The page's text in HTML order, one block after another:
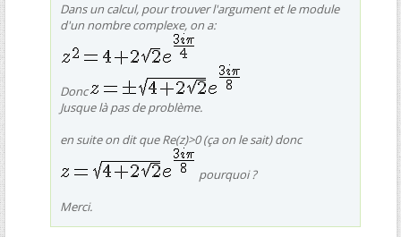
Dans un calcul, pour trouver l'argument et le module
d'un nombre complexe, on a:
Donc
Jusque là pas de problème.
en suite on dit que Re(z)>0 (ça on le sait) donc
pourquoi ?
Merci.